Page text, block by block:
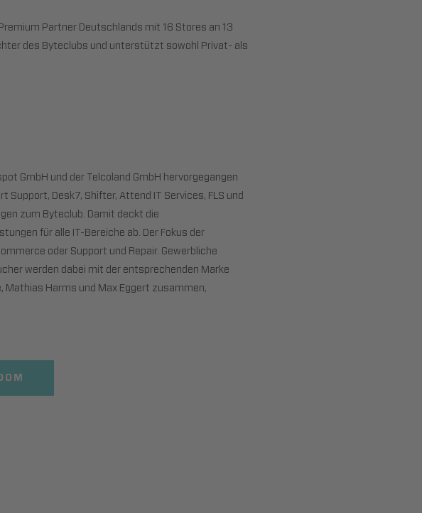
Partner Deutschlands mit 16 Stores an 13
des Byteclubs und unterstützt sowohl Privat- als
GmbH und der Telcoland GmbH hervorgegangen
Support, Desk7, Shifter, Attend IT Services, FLS und
zum Byteclub. Damit deckt die
für alle IT-Bereiche ab. Der Fokus der
oder Support und Repair. Gewerbliche
werden dabei mit der entsprechenden Marke
Harms und Max Eggert zusammen,